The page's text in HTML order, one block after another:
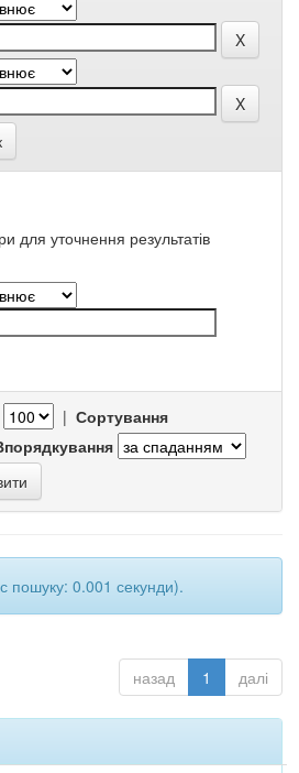
для уточнення результатів
| Сортування
пошуку: 0.001 секунди).
назад 1 далі